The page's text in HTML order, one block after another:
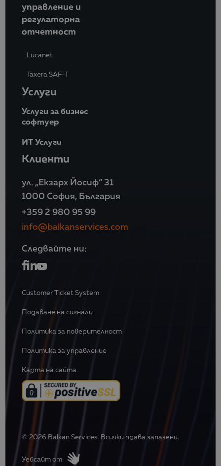
управление и
регулаторна
отчетност
Lucanet
Taxera SAF-T
Услуги
Услуги за бизнес
софтуер
ИТ Услуги
Клиенти
ул. „Екзарх Йосиф“ 31
1000 София, България
+359 2 980 95 99
info@balkanservices.com
Следвайте ни:
Customer Ticket System
Подаване на сигнали
Политика за поверителност
Политика за управление
Карта на сайта
© 2026 Balkan Services. Всички права запазени.
Уебсайт от: